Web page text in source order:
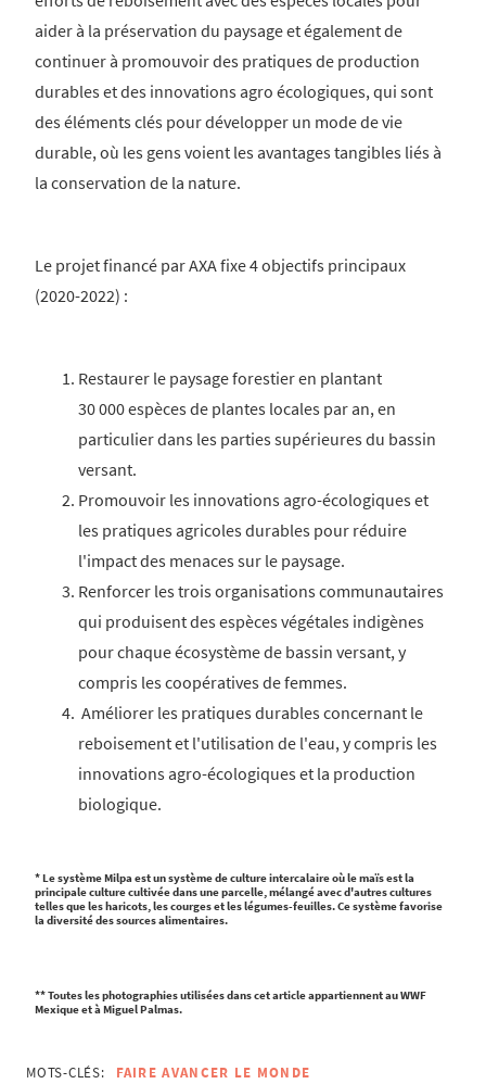
aider à la préservation du paysage et également de
continuer à promouvoir des pratiques de production
durables et des innovations agro écologiques, qui sont
des éléments clés pour développer un mode de vie
durable, où les gens voient les avantages tangibles liés à
la conservation de la nature.
Le projet financé par AXA fixe 4 objectifs principaux
(2020-2022) :
Restaurer le paysage forestier en plantant
30 000 espèces de plantes locales par an, en
particulier dans les parties supérieures du bassin
versant.
Promouvoir les innovations agro-écologiques et
les pratiques agricoles durables pour réduire
l'impact des menaces sur le paysage.
Renforcer les trois organisations communautaires
qui produisent des espèces végétales indigènes
pour chaque écosystème de bassin versant, y
compris les coopératives de femmes.
Améliorer les pratiques durables concernant le
reboisement et l'utilisation de l'eau, y compris les
innovations agro-écologiques et la production
biologique.
* Le système Milpa est un système de culture intercalaire où le maïs est la
principale culture cultivée dans une parcelle, mélangé avec d'autres cultures
telles que les haricots, les courges et les légumes-feuilles. Ce système favorise
la diversité des sources alimentaires.
** Toutes les photographies utilisées dans cet article appartiennent au WWF
Mexique et à Miguel Palmas.
MOTS-CLÉS: FAIRE AVANCER LE MONDE